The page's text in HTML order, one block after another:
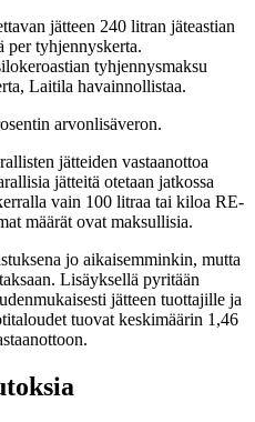
jätteen 240 litran jäteastian
per tyhjennyskerta.
tyhjennysmaksu
Laitila havainnollistaa.
arvonlisäveron.
jätteiden vastaanottoa
jätteitä otetaan jatkossa
vain 100 litraa tai kiloa RE-
määrät ovat maksullisia.
jo aikaisemminkin, mutta
Lisäyksellä pyritään
jätteen tuottajille ja
tuovat keskimäärin 1,46